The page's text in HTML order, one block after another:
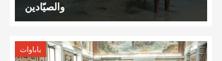
والصيّادين
باباوات